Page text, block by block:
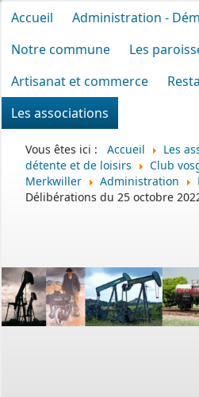
Accueil
Administration -
Notre commune
Les
Artisanat et commerce
Les associations
Vous êtes ici : Accueil Les
détente et de loisirs
Club
Merkwiller
Administration
Délibérations du 25 octobre